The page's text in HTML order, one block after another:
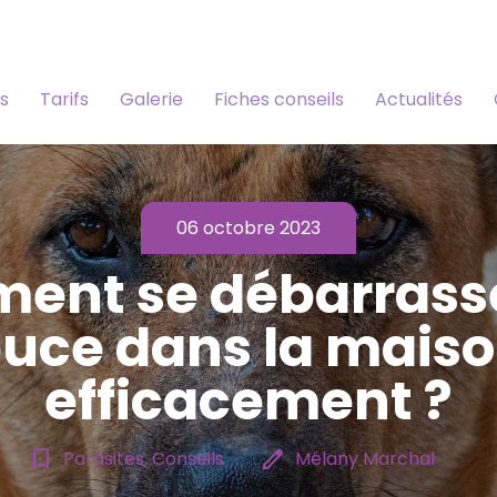
Tarifs Galerie Fiches conseils Actualités
06 octobre 2023
se
dans la
efficacement ?
bookmark_border Parasites, Conseils edit Mélany Marchal